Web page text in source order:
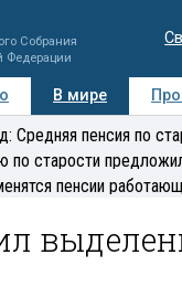
Собрания
Федерации
В мире
Средняя пенсия по
по старости
пенсии